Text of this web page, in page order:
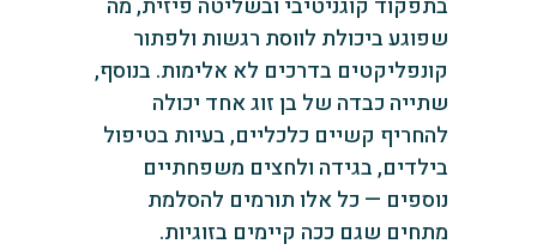
בתפקוד קוגניטיבי ובשליטה פיזית, מה
שפוגע ביכולת לווסת רגשות ולפתור
קונפליקטים בדרכים לא אלימות. בנוסף,
שתייה כבדה של בן זוג אחד יכולה
להחריף קשיים כלכליים, בעיות בטיפול
בילדים, בגידה ולחצים משפחתיים
נוספים — כל אלו תורמים להסלמת
מתחים שגם ככה קיימים בזוגיות.